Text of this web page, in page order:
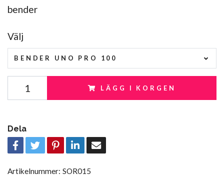
bender
Välj
BENDER UNO PRO 100
LÄGG I KORGEN
Dela
Artikelnummer: SOR015